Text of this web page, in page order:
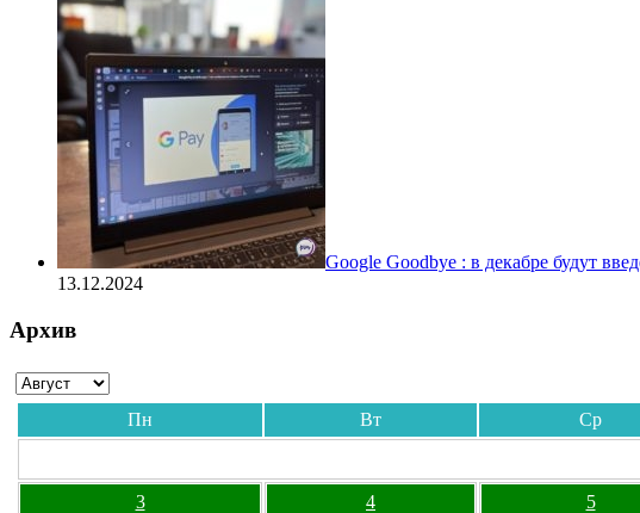
Google Goodbye : в декабре будут
13.12.2024
Архив
Пн Вт Ср
3 4 5